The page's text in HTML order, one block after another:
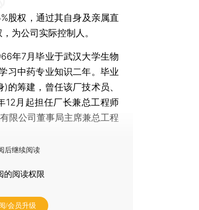
权，通过其自身及亲属直
为公司实际控制人。
年7月毕业于武汉大学生物
习中药专业知识二年。毕业
的筹建，曾任该厂技术员、
12月起担任厂长兼总工程师
限公司董事局主席兼总工程
后继续阅读
的阅读权限
/会员升级